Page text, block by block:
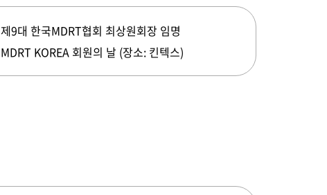
제9대 한국MDRT협회 최상원회장 임명
MDRT KOREA 회원의 날 (장소: 킨텍스)